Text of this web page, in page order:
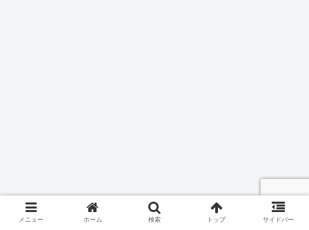
メニュー ホーム 検索 トップ サイドバー